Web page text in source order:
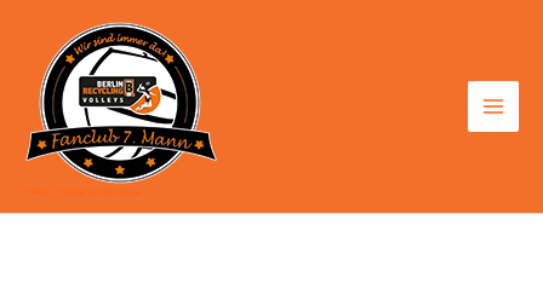
springen